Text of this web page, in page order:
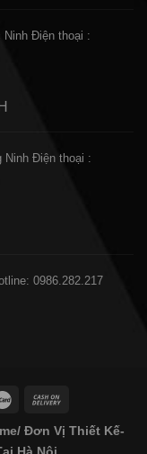
Ninh Điện thoại :
Ninh Điện thoại :
0986.282.217
Đơn Vị Thiết Kế-